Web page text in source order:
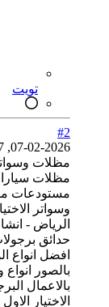
تويت
#2
07-02-2026, 11:37 AM
مظلات
مظلات
مستودعات
وسواتر
الرياض -
حدائق
افضل
بالصور
بالاعمال
الاختيار